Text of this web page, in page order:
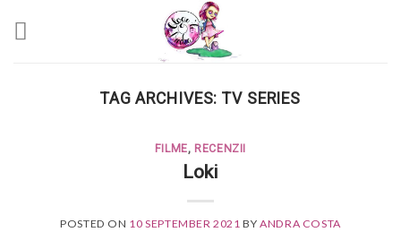
TAG ARCHIVES:TV SERIES
FILME, RECENZII
Loki
POSTED ON 10 SEPTEMBER 2021 BYANDRA COSTA